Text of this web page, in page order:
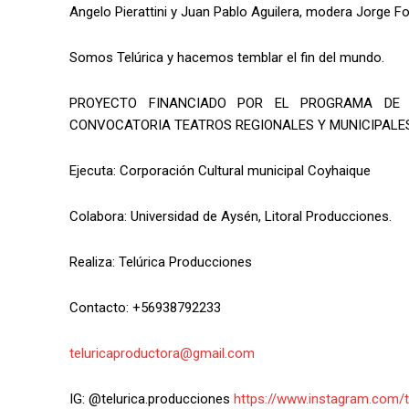
Angelo Pierattini y Juan Pablo Aguilera, modera Jorge
Somos Telúrica y hacemos temblar el fin del mundo.
PROYECTO FINANCIADO POR EL PROGRAMA DE
CONVOCATORIA TEATROS REGIONALES Y
Ejecuta: Corporación Cultural municipal Coyhaique
Colabora: Universidad de Aysén, Litoral Producciones.
Realiza: Telúrica Producciones
Contacto: +56938792233
teluricaproductora@gmail.com
IG: @telurica.producciones https://